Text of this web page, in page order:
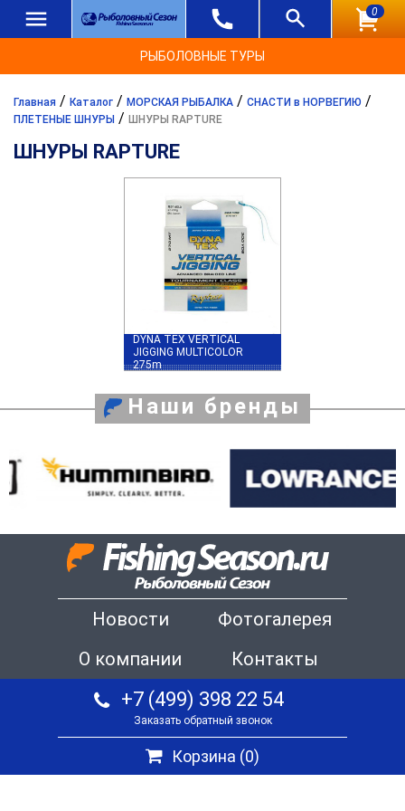
0
РЫБОЛОВНЫЕ ТУРЫ
Главная / Каталог / МОРСКАЯ РЫБАЛКА / СНАСТИ в НОРВЕГИЮ /
ПЛЕТЕНЫЕ ШНУРЫ / ШНУРЫ RAPTURE
ШНУРЫ RAPTURE
DYNA TEX VERTICAL
JIGGING MULTICOLOR
275m
Наши бренды
Новости
Фотогалерея
О компании
Контакты
+7 (499) 398 22 54
Заказать обратный звонок
Корзина (0)